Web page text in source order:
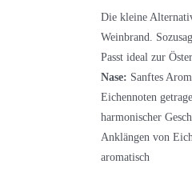
Die kleine
Weinbrand.
Passt ideal zur
Nase: Sanftes
Eichennoten
harmonischer
Anklängen von
aromatisch